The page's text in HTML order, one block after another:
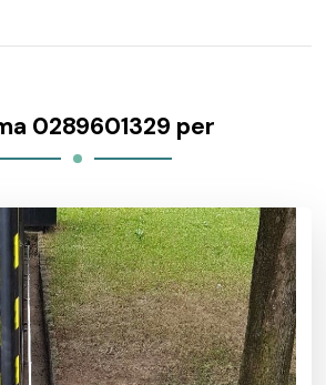
0289601329 per